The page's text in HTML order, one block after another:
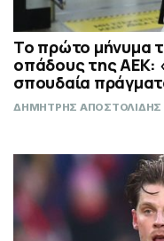
Το πρώτο μήνυμα
οπάδους της ΑΕΚ:
σπουδαία
ΔΗΜΗΤΡΗΣ ΑΠΟΣΤΟΛΙΔΗΣ